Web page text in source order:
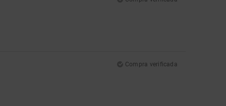
Compra verificada